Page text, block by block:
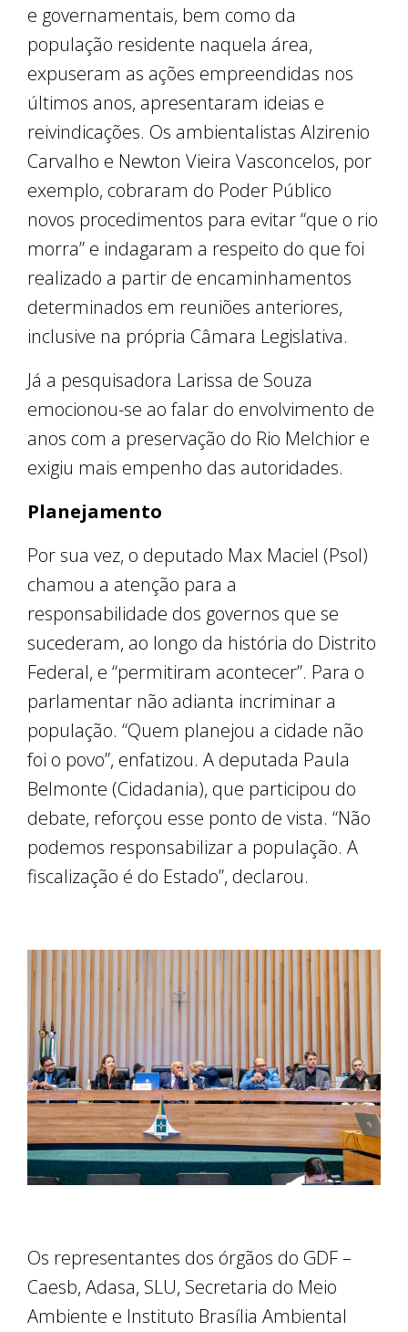
e governamentais, bem como da
população residente naquela área,
expuseram as ações empreendidas nos
últimos anos, apresentaram ideias e
reivindicações. Os ambientalistas Alzirenio
Carvalho e Newton Vieira Vasconcelos, por
exemplo, cobraram do Poder Público
novos procedimentos para evitar “que o rio
morra” e indagaram a respeito do que foi
realizado a partir de encaminhamentos
determinados em reuniões anteriores,
inclusive na própria Câmara Legislativa.
Já a pesquisadora Larissa de Souza
emocionou-se ao falar do envolvimento de
anos com a preservação do Rio Melchior e
exigiu mais empenho das autoridades.
Planejamento
Por sua vez, o deputado Max Maciel (Psol)
chamou a atenção para a
responsabilidade dos governos que se
sucederam, ao longo da história do Distrito
Federal, e “permitiram acontecer”. Para o
parlamentar não adianta incriminar a
população. “Quem planejou a cidade não
foi o povo”, enfatizou. A deputada Paula
Belmonte (Cidadania), que participou do
debate, reforçou esse ponto de vista. “Não
podemos responsabilizar a população. A
fiscalização é do Estado”, declarou.
Os representantes dos órgãos do GDF –
Caesb, Adasa, SLU, Secretaria do Meio
Ambiente e Instituto Brasília Ambiental